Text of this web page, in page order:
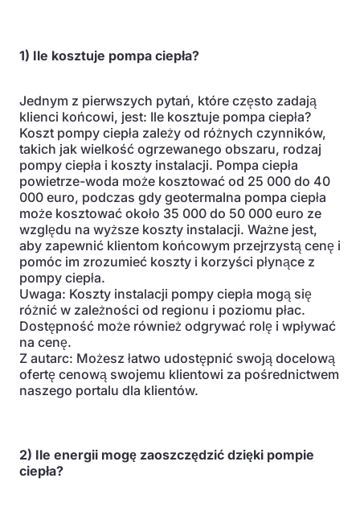
1) Ile kosztuje pompa ciepła?
Jednym z pierwszych pytań, które często zadają
klienci końcowi, jest: Ile kosztuje pompa ciepła?
Koszt pompy ciepła zależy od różnych czynników,
takich jak wielkość ogrzewanego obszaru, rodzaj
pompy ciepła i koszty instalacji. Pompa ciepła
powietrze-woda może kosztować od 25 000 do 40
000 euro, podczas gdy geotermalna pompa ciepła
może kosztować około 35 000 do 50 000 euro ze
względu na wyższe koszty instalacji. Ważne jest,
aby zapewnić klientom końcowym przejrzystą cenę i
pomóc im zrozumieć koszty i korzyści płynące z
pompy ciepła.
Uwaga: Koszty instalacji pompy ciepła mogą się
różnić w zależności od regionu i poziomu płac.
Dostępność może również odgrywać rolę i wpływać
na cenę.
Z autarc: Możesz łatwo udostępnić swoją docelową
ofertę cenową swojemu klientowi za pośrednictwem
naszego portalu dla klientów.
2) Ile energii mogę zaoszczędzić dzięki pompie
ciepła?